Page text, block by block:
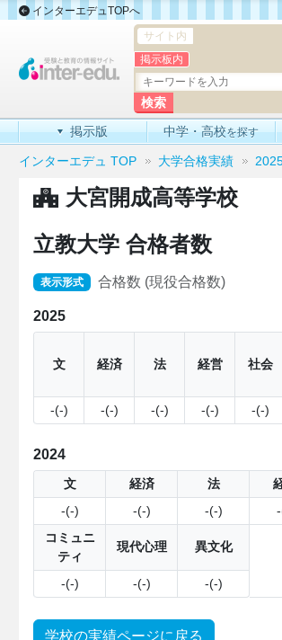
インターエデュTOPへ
サイト内
掲示板内
掲示版 中学・高校を探す
インターエデュ TOP 大学合格実績
大宮開成高等学校
立教大学 合格者数
表示形式 合格数 (現役合格数)
2025
文 経済 法 経営 社会
-(-) -(-) -(-) -(-) -(-)
2024
文 経済 法
-(-)
-(-) -(-)
コミュニ
ティ
現代心理
異文化
-(-)
-(-) -(-)
学校の実績ページに戻る